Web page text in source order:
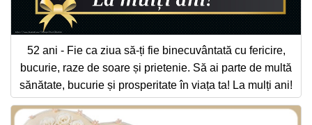
52 ani - Fie ca ziua să-ți fie binecuvântată cu fericire,
bucurie, raze de soare și prietenie. Să ai parte de multă
sănătate, bucurie și prosperitate în viața ta! La mulți ani!